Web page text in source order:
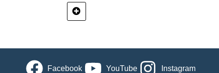
Facebook YouTube Instagram